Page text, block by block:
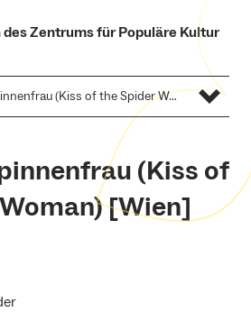
Zentrums für Populäre Kultur
Kuss der Spinnenfrau (Kiss of the Spider Woman) [Wien]
(Kiss of
[Wien]